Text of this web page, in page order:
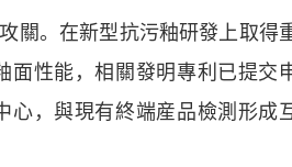
。在新型抗污釉研發上取得
面性能，相關發明專利已提交
心，與現有終端産品檢測形成